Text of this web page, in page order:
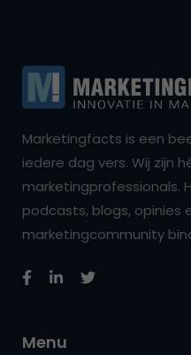
Marketingfacts is een
iedere dag vers. Wij zijn
marketingprofessionals.
podcasts, blogs, opinies
marketingcommunity
Menu